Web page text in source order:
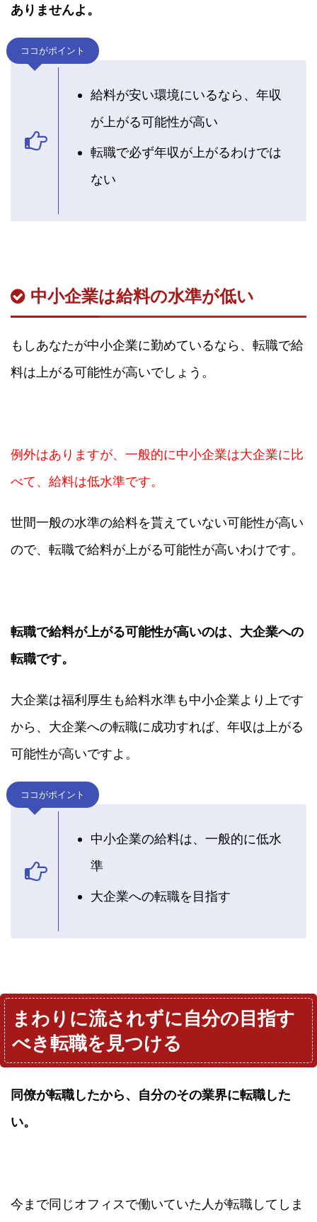
ありませんよ。
ココがポイント
給料が安い環境にいるなら、年収
が上がる可能性が高い
転職で必ず年収が上がるわけでは
ない
中小企業は給料の水準が低い
もしあなたが中小企業に勤めているなら、転職で給
料は上がる可能性が高いでしょう。
例外はありますが、一般的に中小企業は大企業に比
べて、給料は低水準です。
世間一般の水準の給料を貰えていない可能性が高い
ので、転職で給料が上がる可能性が高いわけです。
転職で給料が上がる可能性が高いのは、大企業への
転職です。
大企業は福利厚生も給料水準も中小企業より上です
から、大企業への転職に成功すれば、年収は上がる
可能性が高いですよ。
ココがポイント
中小企業の給料は、一般的に低水
準
大企業への転職を目指す
まわりに流されずに自分の目指す
べき転職を見つける
同僚が転職したから、自分のその業界に転職した
い。
今まで同じオフィスで働いていた人が転職してしま